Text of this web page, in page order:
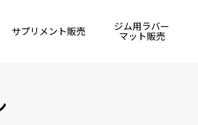
サプリメント販売 ジム用ラバー
マット販売